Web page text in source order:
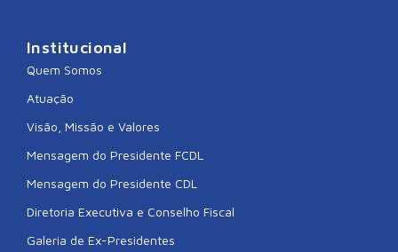
Institucional
Quem Somos
Atuação
Visão, Missão e Valores
Mensagem do Presidente FCDL
Mensagem do Presidente CDL
Diretoria Executiva e Conselho Fiscal
Galeria de Ex-Presidentes